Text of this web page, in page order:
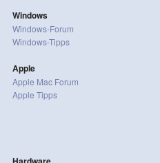
Windows
Windows-Forum
Windows-Tipps
Apple
Apple Mac Forum
Apple Tipps